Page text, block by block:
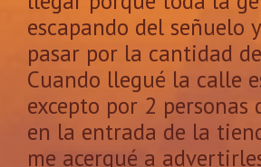
escapando del señuelo
pasar por la cantidad
Cuando llegué la calle
excepto por 2 personas
en la entrada de la
me acerqué a